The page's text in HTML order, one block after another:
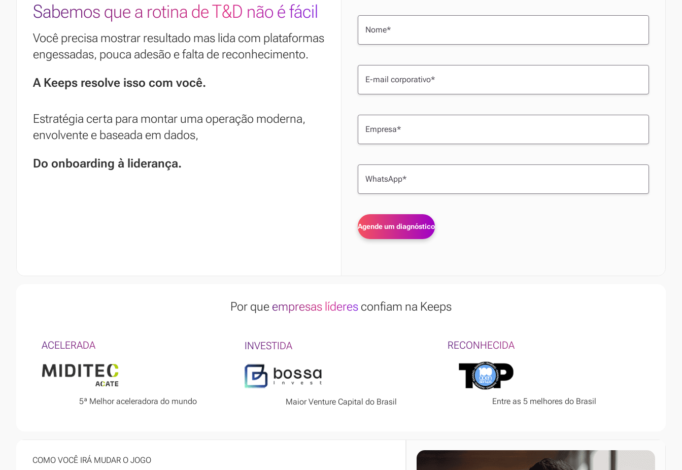
Sabemos que a rotina de T&D não é fácil
Você precisa mostrar resultado mas lida com plataformas
engessadas, pouca adesão e falta de reconhecimento.
A Keeps resolve isso com você.
Estratégia certa para montar uma operação moderna,
envolvente e baseada em dados,
Do onboarding à liderança.
Por que empresas líderes confiam na Keeps
ACELERADA
5ª Melhor aceleradora do mundo
INVESTIDA
Maior Venture Capital do Brasil
RECONHECIDA
Entre as 5 melhores do Brasil
COMO VOCÊ IRÁ MUDAR O JOGO